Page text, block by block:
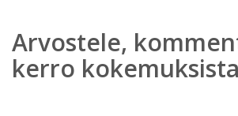
Arvostele,
kerro kokemuksista